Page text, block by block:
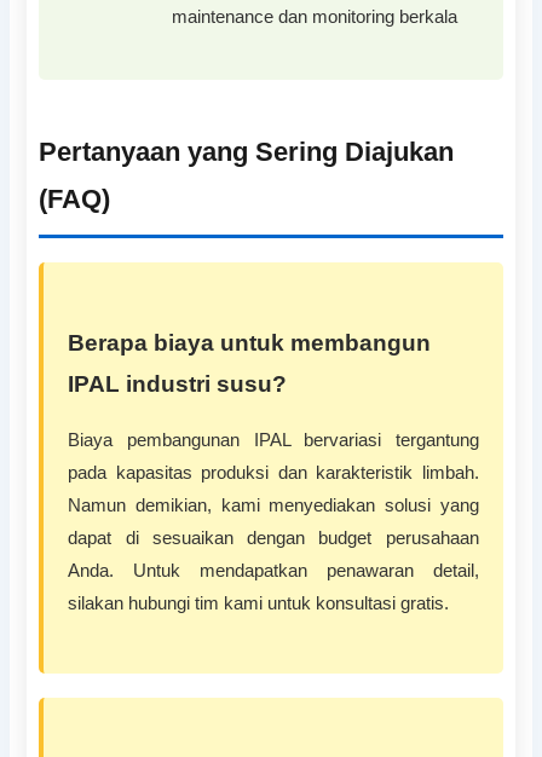
maintenance dan monitoring berkala
Pertanyaan yang Sering Diajukan
(FAQ)
Berapa biaya untuk membangun
IPAL industri susu?
Biaya pembangunan IPAL bervariasi tergantung
pada kapasitas produksi dan karakteristik limbah.
Namun demikian, kami menyediakan solusi yang
dapat di sesuaikan dengan budget perusahaan
Anda. Untuk mendapatkan penawaran detail,
silakan hubungi tim kami untuk konsultasi gratis.